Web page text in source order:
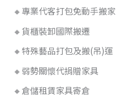
🔸專業代客打包免動手搬家
🔸貨櫃裝卸國際搬遷
🔸特殊藝品打包及搬(吊)運
🔸弱勢關懷代捐贈家具
🔸倉儲租賃家具寄倉